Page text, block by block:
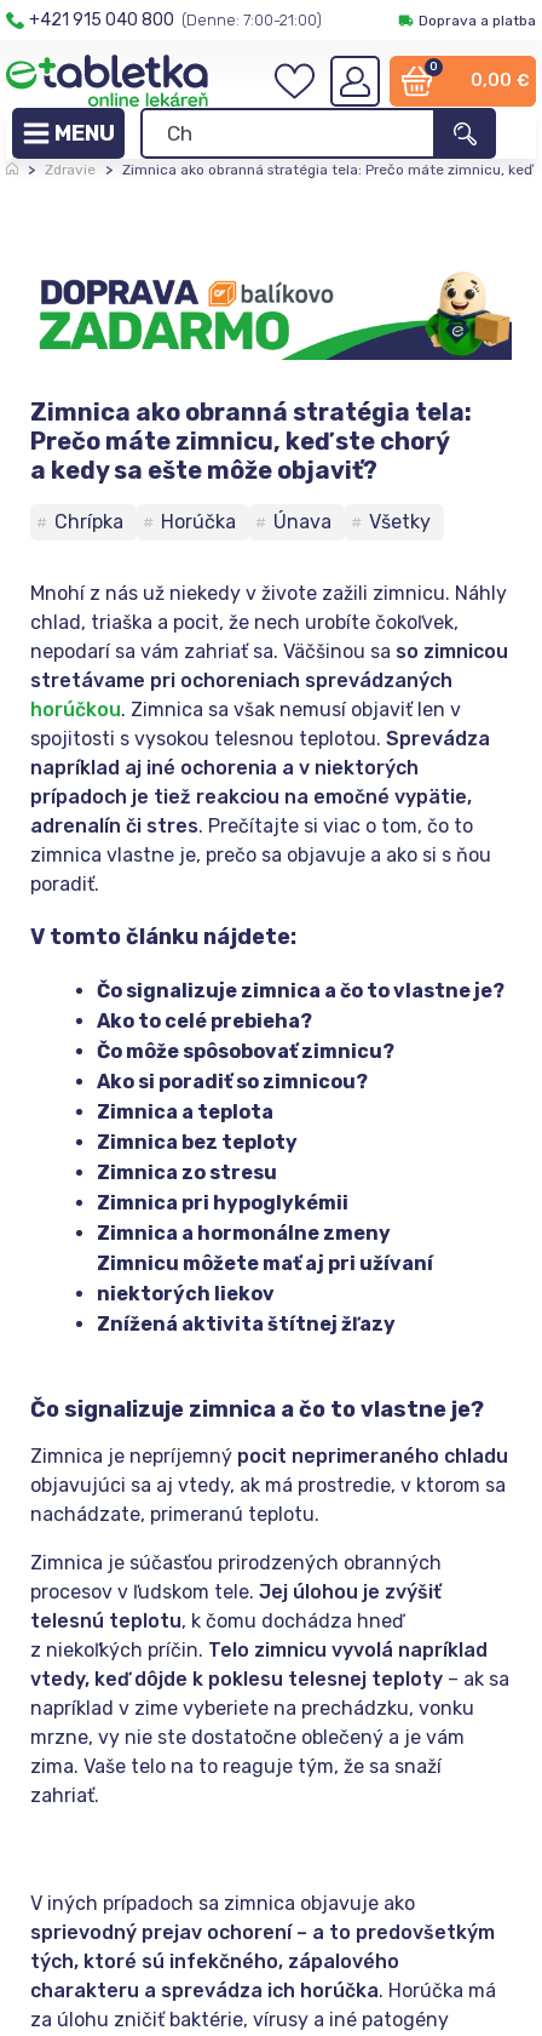
+421 915 040 800 (Denne: 7:00-21:00) Doprava a platba
0
0,00 €
> Zdravie > Zimnica ako obranná stratégia tela: Prečo máte zimnicu, keď
Zimnica ako obranná stratégia tela:
Prečo máte zimnicu, keď ste chorý
a kedy sa ešte môže objaviť?
Chrípka Horúčka Únava Všetky
Mnohí z nás už niekedy v živote zažili zimnicu. Náhly
chlad, triaška a pocit, že nech urobíte čokoľvek,
nepodarí sa vám zahriať sa. Väčšinou sa so zimnicou
stretávame pri ochoreniach sprevádzaných
horúčkou. Zimnica sa však nemusí objaviť len v
spojitosti s vysokou telesnou teplotou. Sprevádza
napríklad aj iné ochorenia a v niektorých
prípadoch je tiež reakciou na emočné vypätie,
adrenalín či stres. Prečítajte si viac o tom, čo to
zimnica vlastne je, prečo sa objavuje a ako si s ňou
poradiť.
V tomto článku nájdete:
Čo signalizuje zimnica a čo to vlastne je?
Ako to celé prebieha?
Čo môže spôsobovať zimnicu?
Ako si poradiť so zimnicou?
Zimnica a teplota
Zimnica bez teploty
Zimnica zo stresu
Zimnica pri hypoglykémii
Zimnica a hormonálne zmeny
Zimnicu môžete mať aj pri užívaní
niektorých liekov
Znížená aktivita štítnej žľazy
Čo signalizuje zimnica a čo to vlastne je?
Zimnica je nepríjemný pocit neprimeraného chladu
objavujúci sa aj vtedy, ak má prostredie, v ktorom sa
nachádzate, primeranú teplotu.
Zimnica je súčasťou prirodzených obranných
procesov v ľudskom tele. Jej úlohou je zvýšiť
telesnú teplotu, k čomu dochádza hneď
z niekoľkých príčin. Telo zimnicu vyvolá napríklad
vtedy, keď dôjde k poklesu telesnej teploty – ak sa
napríklad v zime vyberiete na prechádzku, vonku
mrzne, vy nie ste dostatočne oblečený a je vám
zima. Vaše telo na to reaguje tým, že sa snaží
zahriať.
V iných prípadoch sa zimnica objavuje ako
sprievodný prejav ochorení – a to predovšetkým
tých, ktoré sú infekčného, zápalového
charakteru a sprevádza ich horúčka. Horúčka má
za úlohu zničiť baktérie, vírusy a iné patogény